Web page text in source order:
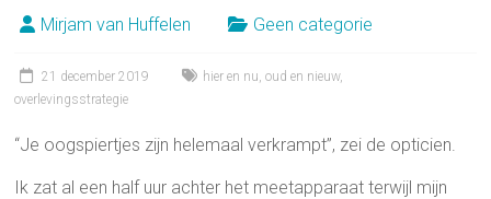
Mirjam van Huffelen Geen categorie
21 december 2019 hier en nu ,oud en nieuw,
overlevingsstrategie
“Je oogspiertjes zijn helemaal verkrampt”, zei de opticien.
Ik zat al een half uur achter het meetapparaat terwijl mijn